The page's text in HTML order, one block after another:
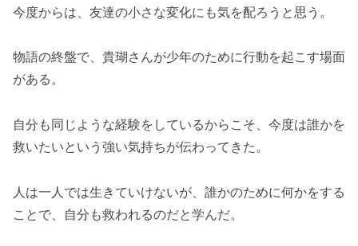
今度からは、友達の小さな変化にも気を配ろうと思う。
物語の終盤で、貴瑚さんが少年のために行動を起こす場面
がある。
自分も同じような経験をしているからこそ、今度は誰かを
救いたいという強い気持ちが伝わってきた。
人は一人では生きていけないが、誰かのために何かをする
ことで、自分も救われるのだと学んだ。